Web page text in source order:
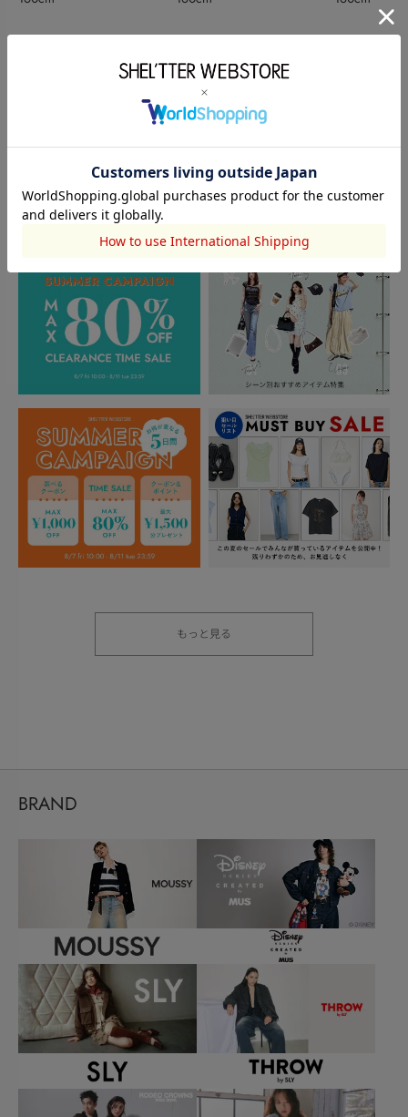
閲覧中カテゴリーのランキング
TOPICS
もっと見る
BRAND